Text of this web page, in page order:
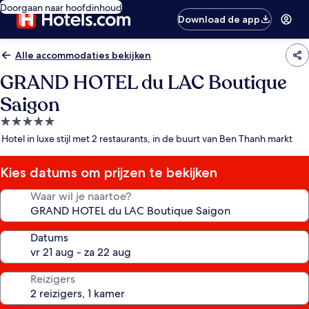
Doorgaan naar hoofdinhoud
Download de app
Alle accommodaties bekijken
GRAND HOTEL du LAC Boutique
Saigon
5.0-
sterrenaccommodatie
Hotel in luxe stijl met 2 restaurants, in de buurt van Ben Thanh markt
Kies datums om prijzen te bekijken
Waar wil je naartoe?
Datums
Reizigers